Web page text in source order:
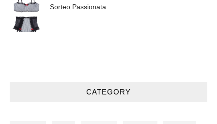
Sorteo Passionata
CATEGORY